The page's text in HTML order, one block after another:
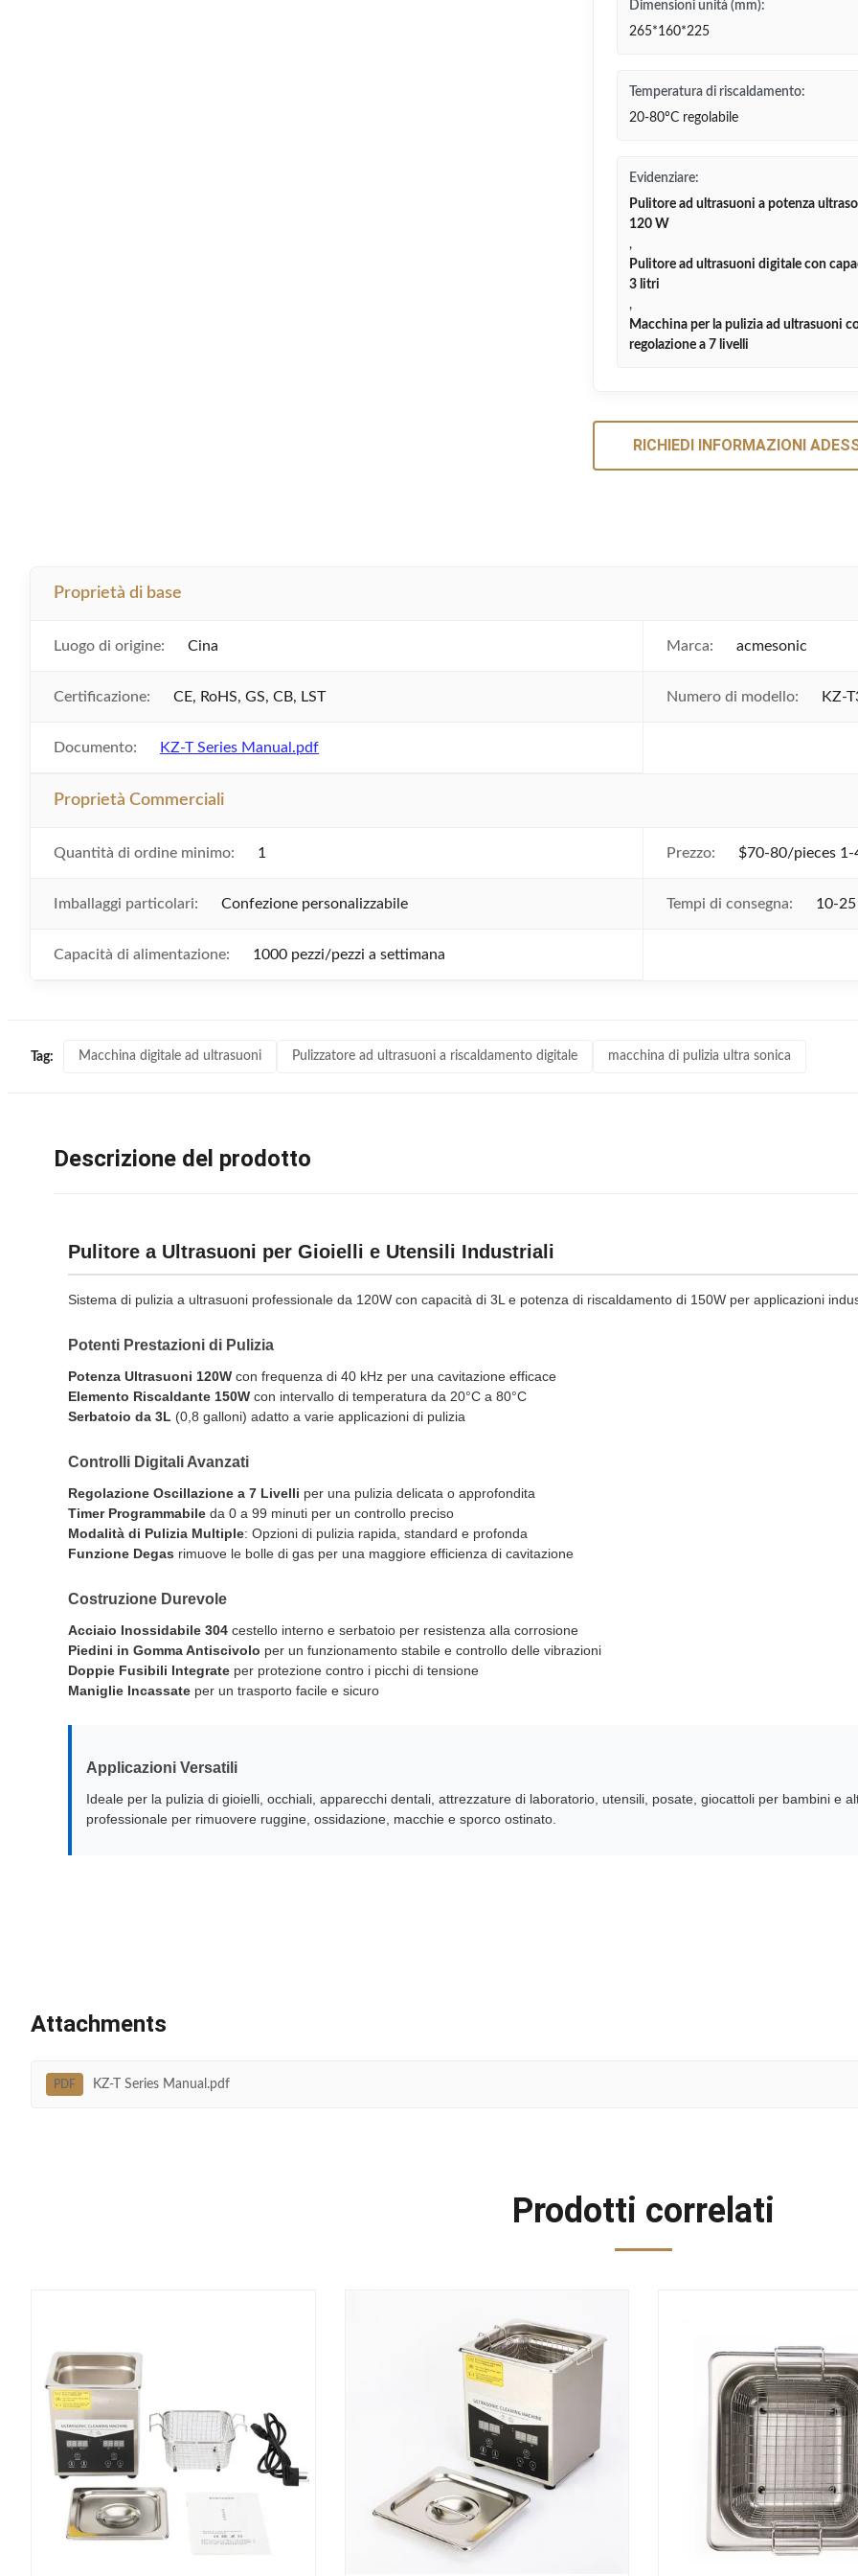
Dimensioni unità (mm):
265*160*225
Temperatura di riscaldamento:
20-80°C regolabile
Evidenziare:
Pulitore ad ultrasuoni a potenza
120 W
,
Pulitore ad ultrasuoni digitale con
3 litri
,
Macchina per la pulizia ad ultrasuoni
regolazione a 7 livelli
RICHIEDI INFORMAZIONI
Proprietà di base
Luogo di origine: Cina Marca: acmesonic
Certificazione: CE, RoHS, GS, CB, LST Numero di modello: KZ-
Documento: KZ-T Series Manual.pdf
Proprietà Commerciali
Quantità di ordine minimo: 1 Prezzo: $70-80/pieces 1-
Imballaggi particolari: Confezione personalizzabile Tempi di consegna: 10-25
Capacità di alimentazione: 1000 pezzi/pezzi a settimana
Tag: Macchina digitale ad ultrasuoni Pulizzatore ad ultrasuoni a riscaldamento digitale macchina di pulizia ultra sonica
Descrizione del prodotto
Pulitore a Ultrasuoni per Gioielli e Utensili Industriali
Sistema di pulizia a ultrasuoni professionale da 120W con capacità di 3L e potenza di riscaldamento di 150W per applicazioni
Potenti Prestazioni di Pulizia
Potenza Ultrasuoni 120W con frequenza di 40 kHz per una cavitazione efficace
Elemento Riscaldante 150W con intervallo di temperatura da 20°C a 80°C
Serbatoio da 3L (0,8 galloni) adatto a varie applicazioni di pulizia
Controlli Digitali Avanzati
Regolazione Oscillazione a 7 Livelli per una pulizia delicata o approfondita
Timer Programmabile da 0 a 99 minuti per un controllo preciso
Modalità di Pulizia Multiple: Opzioni di pulizia rapida, standard e profonda
Funzione Degas rimuove le bolle di gas per una maggiore efficienza di cavitazione
Costruzione Durevole
Acciaio Inossidabile 304 cestello interno e serbatoio per resistenza alla corrosione
Piedini in Gomma Antiscivolo per un funzionamento stabile e controllo delle vibrazioni
Doppie Fusibili Integrate per protezione contro i picchi di tensione
Maniglie Incassate per un trasporto facile e sicuro
Applicazioni Versatili
Ideale per la pulizia di gioielli, occhiali, apparecchi dentali, attrezzature di laboratorio, utensili, posate, giocattoli per bambini e
professionale per rimuovere ruggine, ossidazione, macchie e sporco ostinato.
Attachments
PDF KZ-T Series Manual.pdf
Prodotti correlati